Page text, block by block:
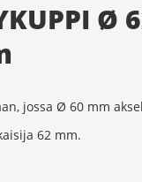
Ø
jossa Ø 60 mm
62 mm.